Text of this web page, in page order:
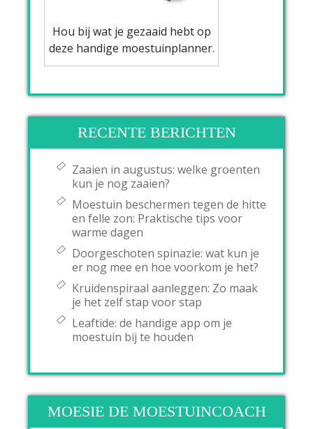
Hou bij wat je gezaaid hebt op
deze handige moestuinplanner.
RECENTE BERICHTEN
Zaaien in augustus: welke groenten
kun je nog zaaien?
Moestuin beschermen tegen de hitte
en felle zon: Praktische tips voor
warme dagen
Doorgeschoten spinazie: wat kun je
er nog mee en hoe voorkom je het?
Kruidenspiraal aanleggen: Zo maak
je het zelf stap voor stap
Leaftide: de handige app om je
moestuin bij te houden
MOESIE DE MOESTUINCOACH